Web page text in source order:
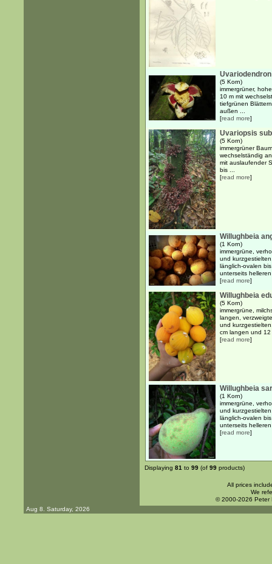
(5 Korn)
immergrüner,
10 m mit
tiefgrünen
außen ...
[read more]
Uvariopsis
(5 Korn)
immergrüner
wechselständig
mit auslaufender
bis ...
[read more]
Willughbeia
(1 Korn)
immergrüne,
und
länglich-ovalen
unterseits
[read more]
Willughbeia
(5 Korn)
immergrüne,
langen,
und
cm langen und
[read more]
Willughbeia
(1 Korn)
immergrüne,
und
länglich-ovalen
unterseits
[read more]
Displaying 81 to 99 (of 99 products)
All prices
We
© 2000-2026 Peter
Aug 8. Saturday, 2026